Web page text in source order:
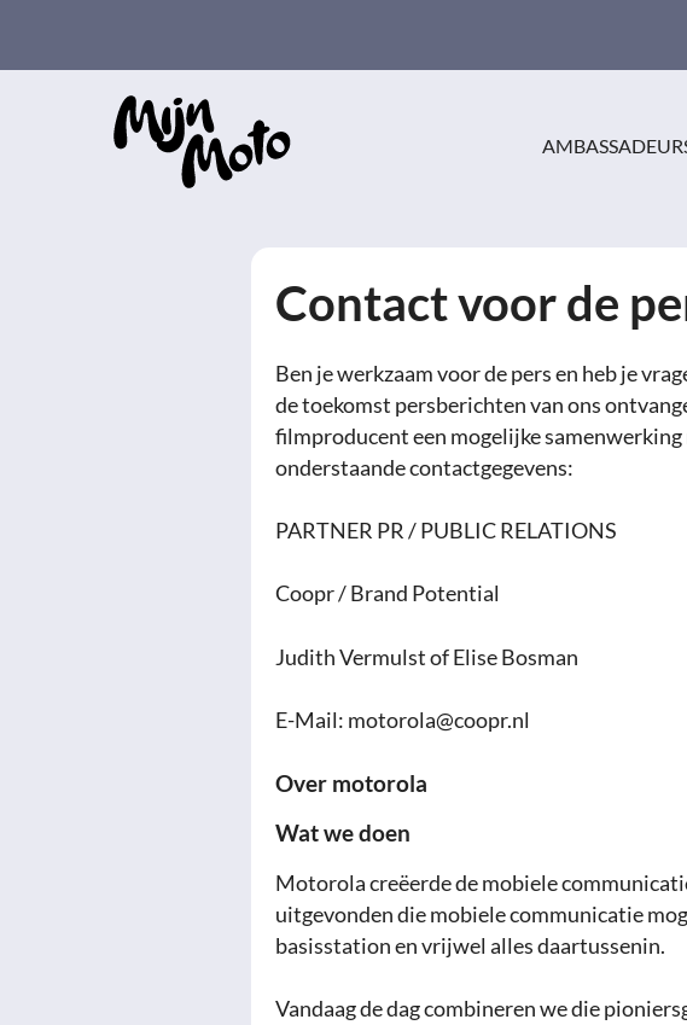
de
Contact voor de
Ben je werkzaam voor de pers en heb je
de toekomst persberichten van ons
filmproducent een mogelijke
onderstaande contactgegevens:
PARTNER PR / PUBLIC RELATIONS
Coopr / Brand Potential
Judith Vermulst of Elise Bosman
E-Mail: motorola@coopr.nl
Over motorola
Wat we doen
Motorola creëerde de mobiele
uitgevonden die mobiele communicatie
basisstation en vrijwel alles daartussenin.
Vandaag de dag combineren we die